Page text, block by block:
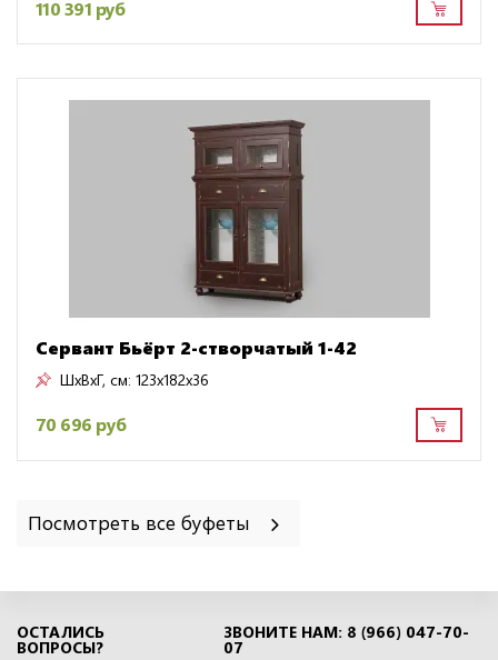
110 391 руб
Сервант Бьёрт 2-створчатый 1-42
ШxВxГ, см: 123x182x36
70 696 руб
Посмотреть все буфеты
ОСТАЛИСЬ
ВОПРОСЫ?
ЗВОНИТЕ НАМ: 8 (966) 047-70-
07